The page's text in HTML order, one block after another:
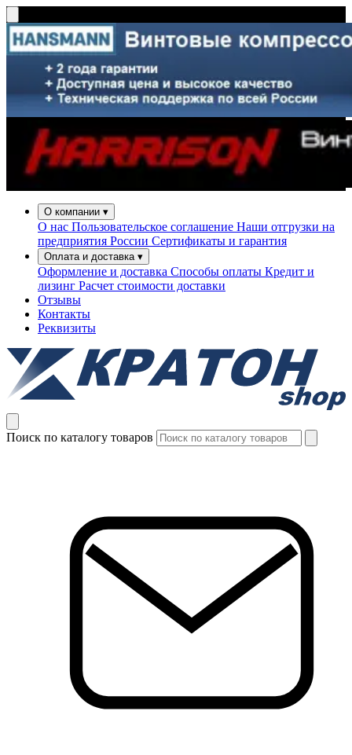
О компании ▾
О нас Пользовательское соглашение Наши отгрузки на
предприятия России Сертификаты и гарантия
Оплата и доставка ▾
Оформление и доставка Способы оплаты Кредит и
лизинг Расчет стоимости доставки
Отзывы
Контакты
Реквизиты
Поиск по каталогу товаров